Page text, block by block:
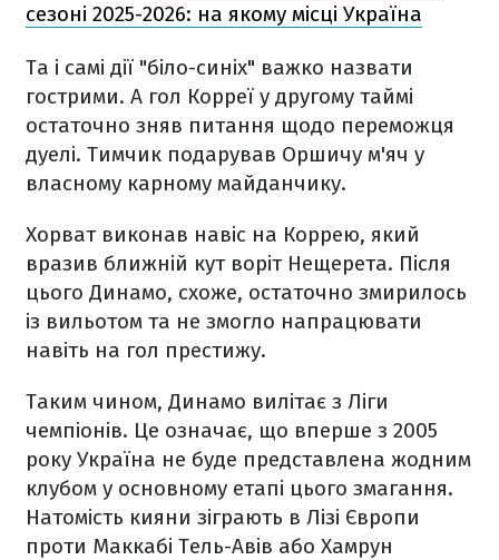
сезоні 2025-2026: на якому місці Україна
Та і самі дії "біло-синіх" важко назвати
гострими. А гол Корреї у другому таймі
остаточно зняв питання щодо переможця
дуелі. Тимчик подарував Оршичу м'яч у
власному карному майданчику.
Хорват виконав навіс на Коррею, який
вразив ближній кут воріт Нещерета. Після
цього Динамо, схоже, остаточно змирилось
із вильотом та не змогло напрацювати
навіть на гол престижу.
Таким чином, Динамо вилітає з Ліги
чемпіонів. Це означає, що вперше з 2005
року Україна не буде представлена жодним
клубом у основному етапі цього змагання.
Натомість кияни зіграють в Лізі Європи
проти Маккабі Тель-Авів або Хамрун